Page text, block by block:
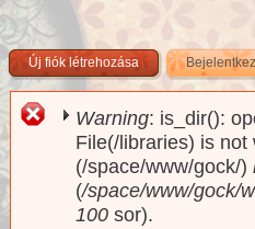
Új fiók létrehozása
Hibaüzenet
Warning: is_dir():
File(/libraries) is
(/space/www/gock/)
(/space/www/gock/
100 sor).